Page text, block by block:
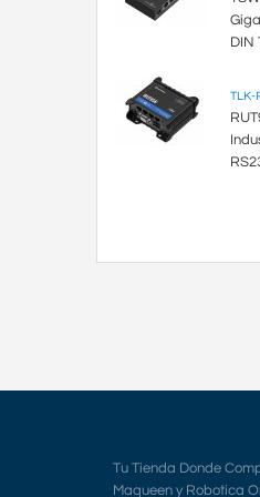
DIN
TLK-
Tu Tienda Donde
Maqueen y Robotica